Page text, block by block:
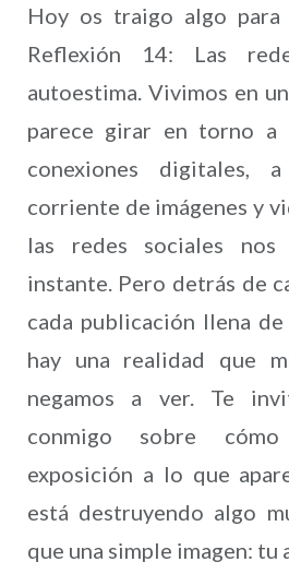
Hoy os traigo algo para
Reflexión 14: Las
autoestima. Vivimos en
parece girar en torno a
conexiones digitales,
corriente de imágenes y
las redes sociales
instante. Pero detrás de
cada publicación llena
hay una realidad que
negamos a ver. Te
conmigo sobre
exposición a lo que
está destruyendo algo
que una simple imagen: tu